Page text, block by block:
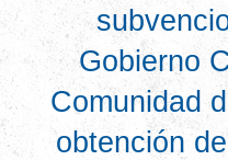
Gobierno
Comunidad
obtención